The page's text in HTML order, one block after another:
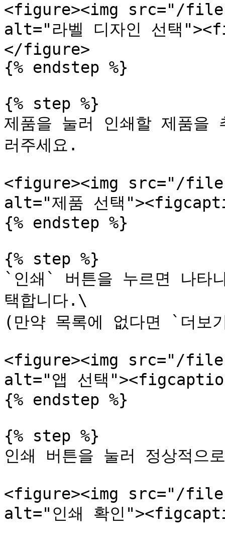
<figure><img src="/
alt="라벨 디자인 선택
</figure>
{% endstep %}
{% step %}
제품을 눌러 인쇄할 제품
러주세요.
<figure><img src="/files/
alt="제품 선택
{% endstep %}
{% step %}
`인쇄` 버튼을 누르면 나
택합니다.\
(만약 목록에 없다면 `더보
<figure><img src="/files/
alt="앱 선택
{% endstep %}
{% step %}
인쇄 버튼을 눌러 정상적으
<figure><img src="/files/
alt="인쇄 확인